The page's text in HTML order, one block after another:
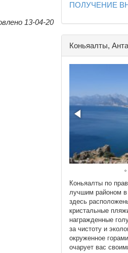
13-04-20
ПОЛУЧЕНИЕ
Коньяалты,
Коньяалты по
лучшим районом
здесь
кристальные
награжденные
за чистоту и
окруженное
очарует вас